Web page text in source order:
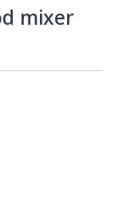
mixer